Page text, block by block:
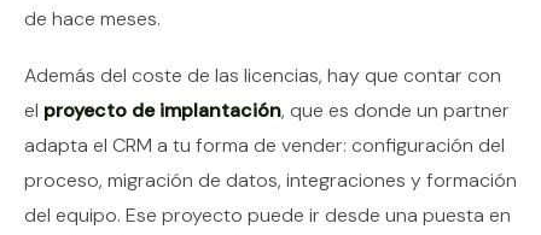
de hace meses.
Además del coste de las licencias, hay que contar con
el proyecto de implantación, que es donde un partner
adapta el CRM a tu forma de vender: configuración del
proceso, migración de datos, integraciones y formación
del equipo. Ese proyecto puede ir desde una puesta en